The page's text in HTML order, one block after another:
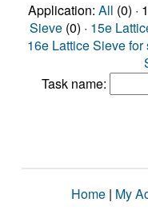
Application: All (0) ·
Sieve (0) · 15e
16e Lattice Sieve
Task name:
Home | My